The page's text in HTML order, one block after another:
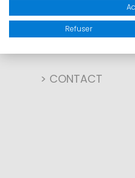
Vous avez des
> CONTACT
Refuser